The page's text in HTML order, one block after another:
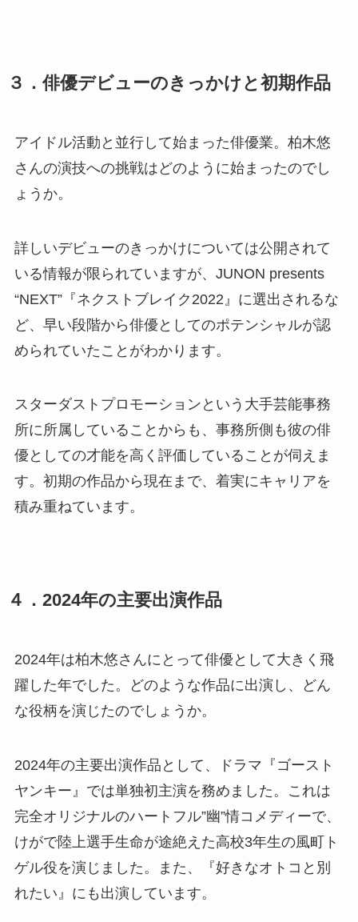
３．俳優デビューのきっかけと初期作品
アイドル活動と並行して始まった俳優業。柏木悠
さんの演技への挑戦はどのように始まったのでし
ょうか。
詳しいデビューのきっかけについては公開されて
いる情報が限られていますが、JUNON presents
“NEXT”『ネクストブレイク2022』に選出されるな
ど、早い段階から俳優としてのポテンシャルが認
められていたことがわかります。
スターダストプロモーションという大手芸能事務
所に所属していることからも、事務所側も彼の俳
優としての才能を高く評価していることが伺えま
す。初期の作品から現在まで、着実にキャリアを
積み重ねています。
４．2024年の主要出演作品
2024年は柏木悠さんにとって俳優として大きく飛
躍した年でした。どのような作品に出演し、どん
な役柄を演じたのでしょうか。
2024年の主要出演作品として、ドラマ『ゴースト
ヤンキー』では単独初主演を務めました。これは
完全オリジナルのハートフル”幽”情コメディーで、
けがで陸上選手生命が途絶えた高校3年生の風町ト
ゲル役を演じました。また、『好きなオトコと別
れたい』にも出演しています。